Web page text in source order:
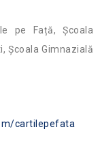
pe Față, Școala
Școala Gimnazială
cartilepefata